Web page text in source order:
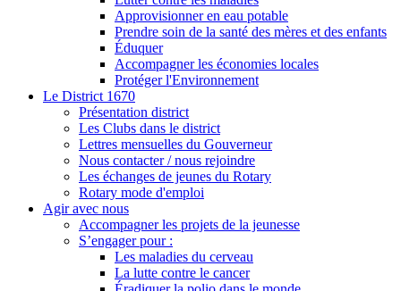
Approvisionner en eau potable
Prendre soin de la santé des mères et des enfants
Éduquer
Accompagner les économies locales
Protéger l'Environnement
Le District 1670
Présentation district
Les Clubs dans le district
Lettres mensuelles du Gouverneur
Nous contacter / nous rejoindre
Les échanges de jeunes du Rotary
Rotary mode d'emploi
Agir avec nous
Accompagner les projets de la jeunesse
S’engager pour :
Les maladies du cerveau
La lutte contre le cancer